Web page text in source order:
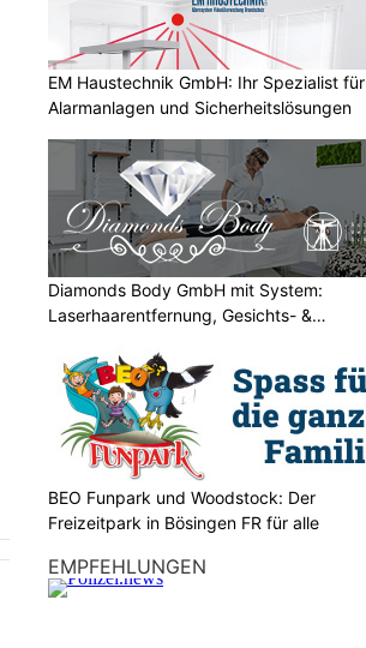
EM Haustechnik GmbH: Ihr Spezialist für
Alarmanlagen und Sicherheitslösungen
Diamonds Body GmbH mit System:
Laserhaarentfernung, Gesichts- &
BEO Funpark und Woodstock: Der
Freizeitpark in Bösingen FR für alle
EMPFEHLUNGEN